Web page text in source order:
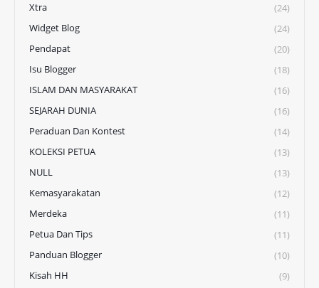
Xtra
(24)
Widget Blog
(24)
Pendapat
(20)
Isu Blogger
(18)
ISLAM DAN MASYARAKAT
(16)
SEJARAH DUNIA
(16)
Peraduan Dan Kontest
(14)
KOLEKSI PETUA
(13)
NULL
(13)
Kemasyarakatan
(12)
Merdeka
(11)
Petua Dan Tips
(11)
Panduan Blogger
(10)
Kisah HH
(9)